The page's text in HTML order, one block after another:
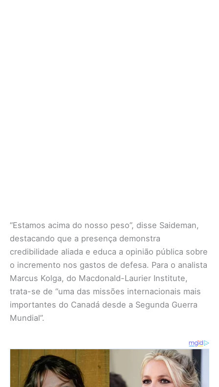
“Estamos acima do nosso peso”, disse Saideman,
destacando que a presença demonstra
credibilidade aliada e educa a opinião pública sobre
o incremento nos gastos de defesa. Para o analista
Marcus Kolga, do Macdonald-Laurier Institute,
trata-se de “uma das missões internacionais mais
importantes do Canadá desde a Segunda Guerra
Mundial”.